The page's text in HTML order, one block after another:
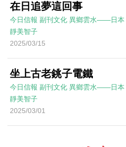
在日追夢這回事
今日信報 副刊文化 異鄉雲水——日本
靜美智子
2025/03/15
坐上古老銚子電鐵
今日信報 副刊文化 異鄉雲水——日本
靜美智子
2025/03/01